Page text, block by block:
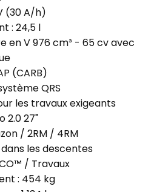
(30 A/h)
: 24,5 l
en V 976 cm³ - 65 cv avec
(CARB)
QRS
les travaux exigeants
2.0 27"
/ 2RM / 4RM
les descentes
/ Travaux
: 454 kg